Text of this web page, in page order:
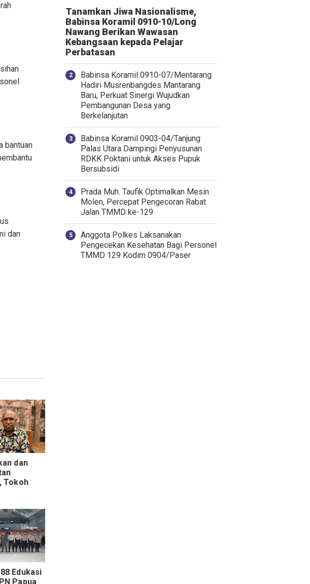
bantuan
dan
dan
Tokoh
Edukasi
Papua
Tanamkan Jiwa Nasionalisme,
Babinsa Koramil 0910-10/Long
Nawang Berikan Wawasan
Kebangsaan kepada Pelajar
Perbatasan
Babinsa Koramil 0910-07/Mentarang
Hadiri Musrenbangdes Mantarang
Baru, Perkuat Sinergi Wujudkan
Pembangunan Desa yang
Berkelanjutan
‎Babinsa Koramil 0903-04/Tanjung
Palas Utara Dampingi Penyusunan
RDKK Poktani untuk Akses Pupuk
Bersubsidi
Prada Muh. Taufik Optimalkan Mesin
Molen, Percepat Pengecoran Rabat
Jalan TMMD ke-129
Anggota Polkes Laksanakan
Pengecekan Kesehatan Bagi Personel
TMMD 129 Kodim 0904/Paser